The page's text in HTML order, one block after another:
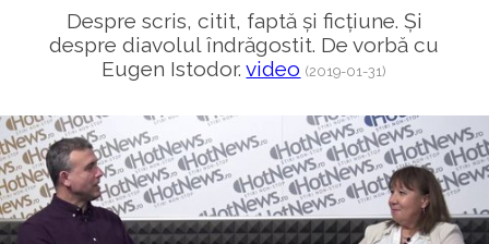
Despre scris, citit, faptă și ficțiune. Și
despre diavolul îndrăgostit. De vorbă cu
Eugen Istodor.video (2019-01-31)